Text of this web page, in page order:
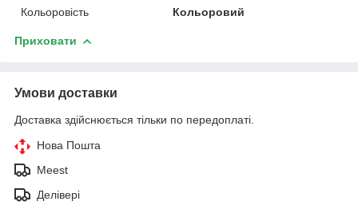
Кольоровість Кольоровий
Приховати
Умови доставки
Доставка здійснюється тільки по передоплаті.
Нова Пошта
Meest
Делівері